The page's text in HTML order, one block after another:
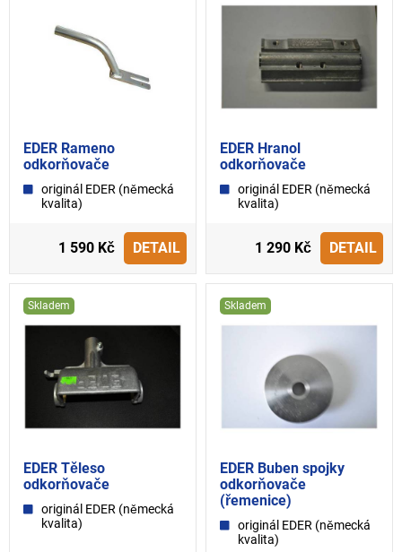
EDER Rameno
odkorňovače
originál EDER (německá
kvalita)
1 590 Kč DETAIL
EDER Hranol
odkorňovače
originál EDER (německá
kvalita)
1 290 Kč DETAIL
Skladem
EDER Těleso
odkorňovače
originál EDER (německá
kvalita)
Skladem
EDER Buben spojky
odkorňovače
(řemenice)
originál EDER (německá
kvalita)